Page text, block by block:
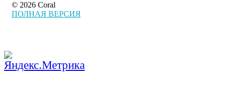
© 2026 Coral
ПОЛНАЯ ВЕРСИЯ